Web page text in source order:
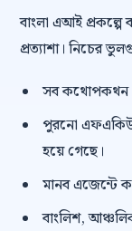
বাংলা এআই প্রকল্পে
প্রত্যাশা। নিচের
সব কথোপকথন
পুরনো এফএকিউ
হয়ে গেছে।
মানব এজেন্টে
বাংলিশ,